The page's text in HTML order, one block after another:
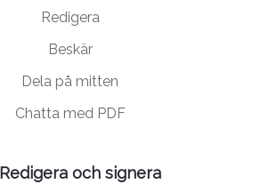
Redigera
Beskär
Dela på mitten
Chatta med PDF
Redigera och signera